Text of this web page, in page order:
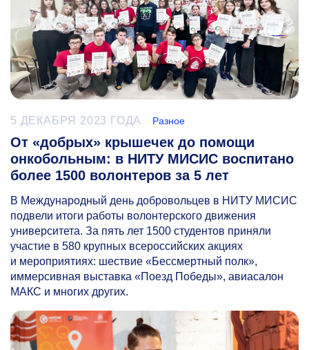
5 ДЕКАБРЯ 2023 ГОДА Разное
От «добрых» крышечек до помощи
онкобольным: в НИТУ МИСИС воспитано
более 1500 волонтеров за 5 лет
В Международный день добровольцев в НИТУ МИСИС
подвели итоги работы волонтерского движения
университета. За пять лет 1500 студентов приняли
участие в 580 крупных всероссийских акциях
и мероприятиях: шествие «Бессмертный полк»,
иммерсивная выставка «Поезд Победы», авиасалон
МАКС и многих других.